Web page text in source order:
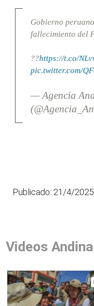
Gobierno
fallecimiento del
??https://t.co/
pic.twitter.com/
— Agencia
Publicado: 21/4/2025
Videos Andina